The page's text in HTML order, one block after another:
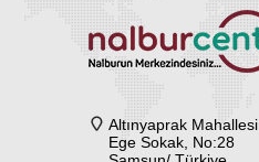
Altınyaprak Mahallesi
Ege Sokak, No:28